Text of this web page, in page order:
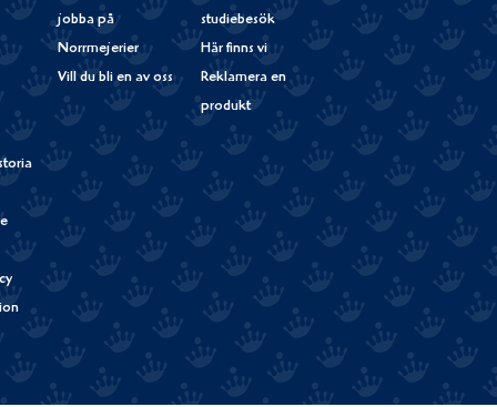
jobba på
Norrmejerier
Vill du bli en av oss
studiebesök
Här finns vi
Reklamera en
produkt